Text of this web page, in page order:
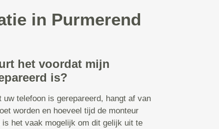
in Purmerend
het voordat mijn
is?
uw telefoon is gerepareerd, hangt af van
worden en hoeveel tijd de monteur
het vaak mogelijk om dit gelijk uit te